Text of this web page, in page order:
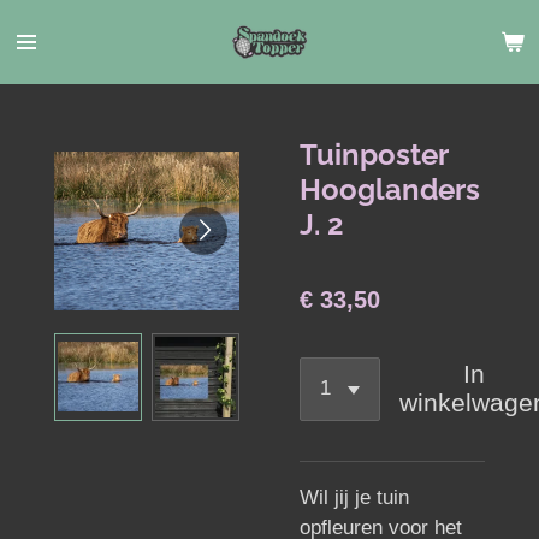
direct
naar
hoofdinhoud
Tuinposter
Hooglanders
J. 2
€ 33,50
In
Wil jij je tuin
opfleuren voor het